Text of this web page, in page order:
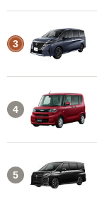
3
4
5